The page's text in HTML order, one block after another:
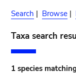
Search | Browse |
Taxa search
1 species